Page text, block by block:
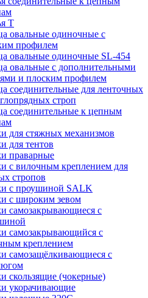
Т
овальные одиночные c
профилем
овальные одиночные SL-454
овальные с дополнительными
и плоским профилем
соединительные для ленточных
строп
соединительные к цепным
для стяжных механизмов
для тентов
праварные
с вилочным креплением для
стропов
с проушиной SALK
с широким зевом
самозакрывающиеся с
самозакрывающийся с
креплением
самозащёлкивающиеся с
скользящие (чокерные)
укорачивающие